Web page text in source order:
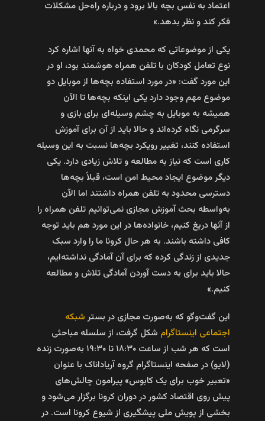
اعتماد به نفس بچه بالا برود و درباره راه‌حل مشکلات
فکر کند و نظر بدهد.»
یکی از موضوعاتی که محمدی خواه به آنها اشاره کرد
نوع تعامل کودکان با تلفن همراه هوشمند بود، او در
این مورد گفت: «در مورد استفاده بچه‌ها از موبایل دو
موضوع مهم وجود دارد یکی اینکه بچه‌ها تا الآن
همیشه به موبایل به چشم وسیله‌ای برای بازی و
سرگرمی نگاه کرده‌اند و حالا باید از آن برای آموزش
استفاده کنند، تغییر رویکرد بچه‌ها نسبت به این وسیله
کاری است که نیاز به مطالعه و تلاش زیادی دارد. یکی
دیگر موضوع ایجاد محیط امن است، قبلاً بچه‌ها
دسترسی محدود به تلفن همراه داشتند اما الآن
به‌واسطه بحث آموزش مجازی نمی‌توانیم تلفن همراه را
از آنها دریغ کنیم، خانواده‌ها در این مورد هم باید توجه
کافی داشته باشند. به هر حال کرونا ما را وارد سبک
جدیدی از زندگی کرده که برای آن آمادگی نداشته‌ایم،
حالا باید برای به دست آوردن آمادگی تلاش و مطالعه
کنیم.»
این گفت‌وگو که به‌صورت مجازی در بسترشبکه
اجتماعی اینستاگرام شکل گرفت، از سلسله مباحثی
است که هر شب از ساعت ۱۸:۳۰ تا ۱۹:۳۰ به‌صورت زنده
(لایو) در صفحه اینستاگرام گروه آریاداناک با عنوان
«تعبیر خوب برای یک کابوس» پیرامون چالش‌های
پیش روی اقتصاد کشور در دوران کرونا برگزار می‌شود و
بخشی از پویش ملی پیشگیری از شیوع کرونا است. در